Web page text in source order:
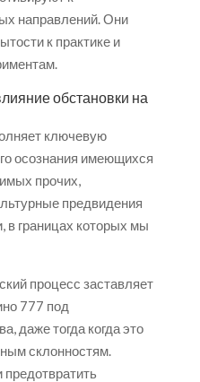
направлений. Они
к практике и
обстановки на
ключевую
осознания имеющихся
прочих,
предвидения
в границах которых мы
процесс заставляет
777 под
даже тогда когда это
склонностям.